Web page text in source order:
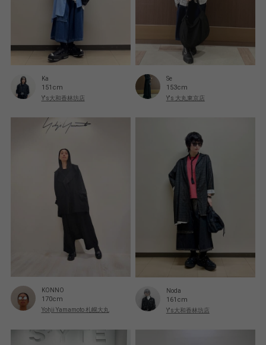
Ka
151cm
Y's大和香林坊店
Se
153cm
Y's 大丸東京店
KONNO
170cm
Yohji Yamamoto 札幌大丸
Noda
161cm
Y's大和香林坊店